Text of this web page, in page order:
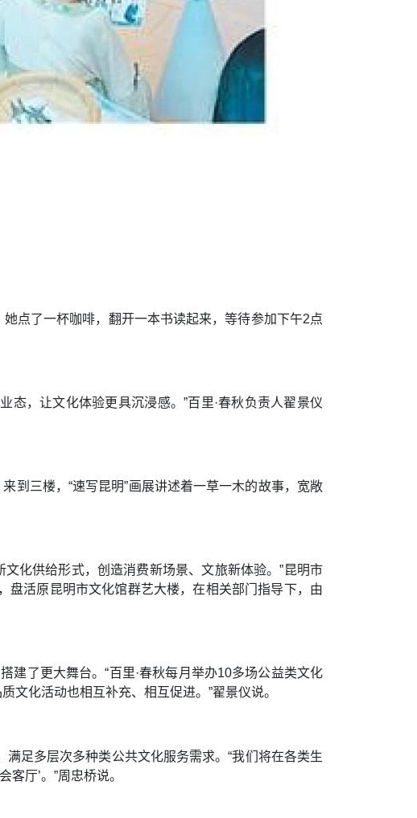
点了一杯咖啡，翻开一本书读起来，等待参加下午2点
，让文化体验更具沉浸感。”百里·春秋负责人翟景仪
到三楼，“速写昆明”画展讲述着一草一木的故事，宽敞
化供给形式，创造消费新场景、文旅新体验。”昆明市
盘活原昆明市文化馆群艺大楼，在相关部门指导下，由
建了更大舞台。“百里·春秋每月举办10多场公益类文化
文化活动也相互补充、相互促进。”翟景仪说。
足多层次多种类公共文化服务需求。“我们将在各类生
厅’。”周忠桥说。